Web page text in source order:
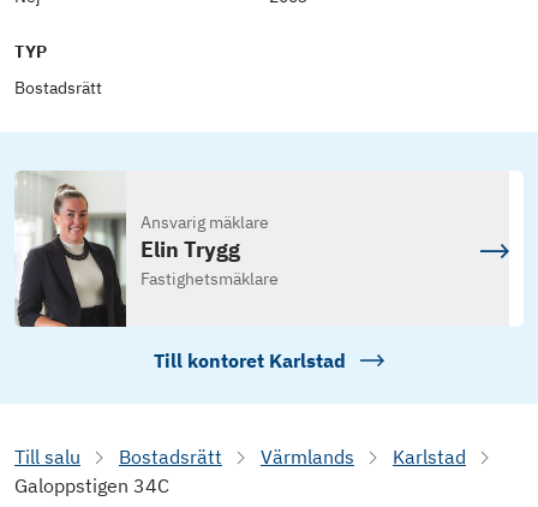
TYP
Bostadsrätt
Ansvarig mäklare
Elin Trygg
Fastighetsmäklare
Till kontoret Karlstad
Till salu Bostadsrätt Värmlands
Karlstad
Galoppstigen 34C